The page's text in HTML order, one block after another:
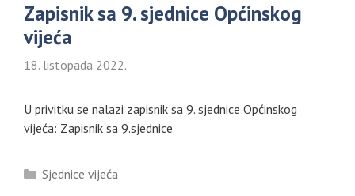
Zapisnik sa 9. sjednice Općinskog
vijeća
18. listopada 2022.
U privitku se nalazi zapisnik sa 9. sjednice Općinskog
vijeća: Zapisnik sa 9.sjednice
Kategorije
Sjednice vijeća